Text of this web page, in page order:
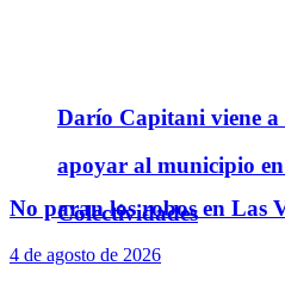
Darío Capitani viene
apoyar al municipio
Colectividades
No paran los robos en Las
4 de agosto de 2026